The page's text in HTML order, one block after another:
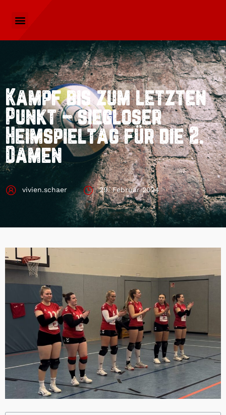
Kampf bis zum letzten
Punkt – siegloser
Heimspieltag für die 2.
Damen
vivien.schaer 29. Februar 2024